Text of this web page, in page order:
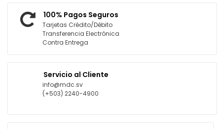
100% Pagos Seguros
Tarjetas Crédito/Débito
Transferencia Electrónica
Contra Entrega
Servicio al Cliente
info@mdc.sv
(+503) 2240-4900